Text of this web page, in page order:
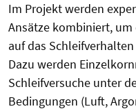
Im Projekt werden
Ansätze kombiniert, um
auf das
Dazu werden
Schleifversuche unter
Bedingungen (Luft,